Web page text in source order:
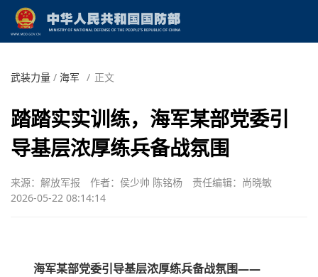
武装力量 / 海军 / 正文
踏踏实实训练，海军某部党委引
导基层浓厚练兵备战氛围
来源：解放军报 作者：侯少帅 陈铭杨
责任编辑：尚晓敏
2026-05-22 08:14:14
海军某部党委引导基层浓厚练兵备战氛围——